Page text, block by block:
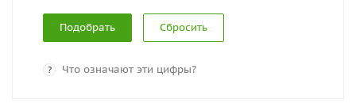
Сбросить
? Что означают эти цифры?